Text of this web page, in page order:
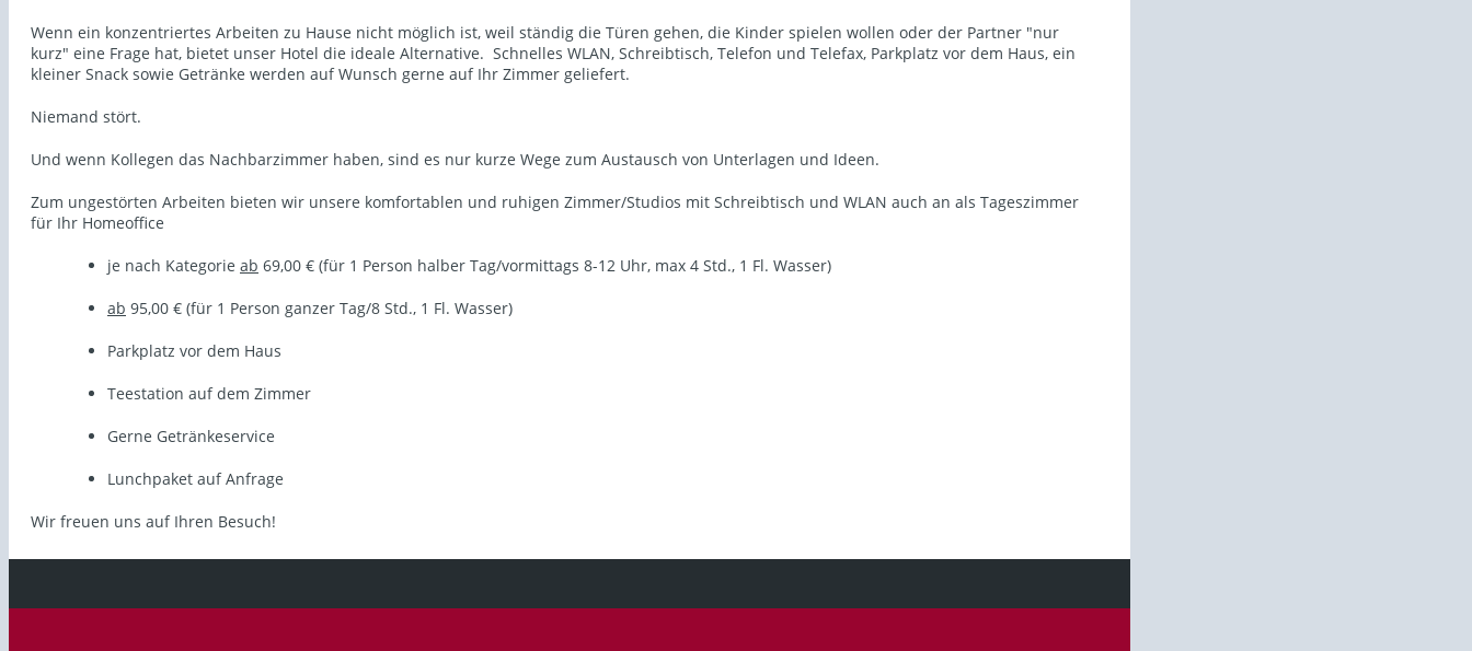
Wenn ein konzentriertes Arbeiten zu Hause nicht möglich ist, weil ständig die Türen gehen, die Kinder spielen wollen oder der Partner "nur
kurz" eine Frage hat, bietet unser Hotel die ideale Alternative. Schnelles WLAN, Schreibtisch, Telefon und Telefax, Parkplatz vor dem Haus, ein
kleiner Snack sowie Getränke werden auf Wunsch gerne auf Ihr Zimmer geliefert.
Niemand stört.
Und wenn Kollegen das Nachbarzimmer haben, sind es nur kurze Wege zum Austausch von Unterlagen und Ideen.
Zum ungestörten Arbeiten bieten wir unsere komfortablen und ruhigen Zimmer/Studios mit Schreibtisch und WLAN auch an als Tageszimmer
für Ihr Homeoffice
je nach Kategorie ab 69,00 € (für 1 Person halber Tag/vormittags 8-12 Uhr, max 4 Std., 1 Fl. Wasser)
ab 95,00 € (für 1 Person ganzer Tag/8 Std., 1 Fl. Wasser)
Parkplatz vor dem Haus
Teestation auf dem Zimmer
Gerne Getränkeservice
Lunchpaket auf Anfrage
Wir freuen uns auf Ihren Besuch!